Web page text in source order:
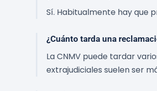
Sí. Habitualmente hay que
¿Cuánto tarda una
La CNMV puede tardar
extrajudiciales suelen ser